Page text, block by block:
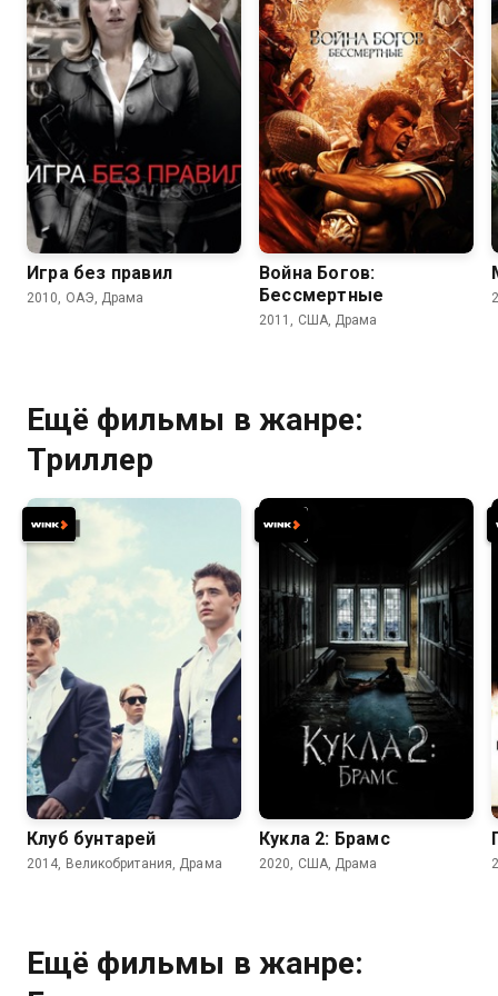
6.6 6.8
Игра без правил
2010, ОАЭ, Драма
5.9 6.0
Война Богов:
Бессмертные
2011, США, Драма
Ещё фильмы в жанре:
Триллер
6.1 6.0
Клуб бунтарей
2014, Великобритания, Драма
4.7
Кукла 2: Брамс
2020, США, Драма
Ещё фильмы в жанре: